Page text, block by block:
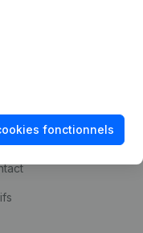
fonctionnels